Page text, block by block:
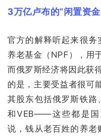
3万亿卢布的“闲置资
官方的解释听起来很务
养老基金（NPF），用
而俄罗斯经济将因此获
的是，主要受益者很可
其股东包括俄罗斯铁路
和VEB——这些都是国
说，钱从老百姓的养老